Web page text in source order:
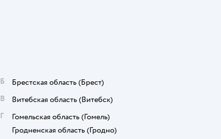
Б Брестская область (Брест)
В
Витебская область (Витебск)
Г
Гомельская область (Гомель)
Гродненская область (Гродно)